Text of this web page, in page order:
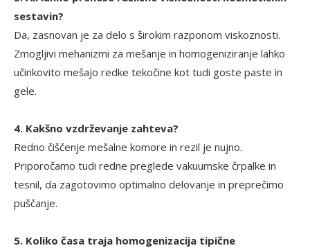
sestavin?
Da, zasnovan je za delo s širokim razponom viskoznosti.
Zmogljivi mehanizmi za mešanje in homogeniziranje lahko
učinkovito mešajo redke tekočine kot tudi goste paste in
gele.
4. Kakšno vzdrževanje zahteva?
Redno čiščenje mešalne komore in rezil je nujno.
Priporočamo tudi redne preglede vakuumske črpalke in
tesnil, da zagotovimo optimalno delovanje in preprečimo
puščanje.
5. Koliko časa traja homogenizacija tipične